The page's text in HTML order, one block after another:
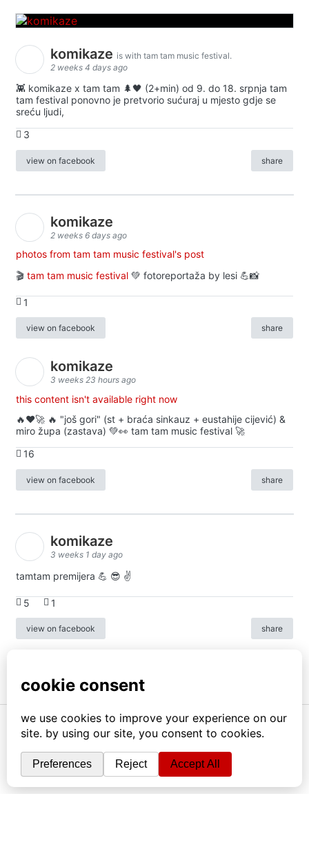
komikaze is with tam tam music festival.
2 weeks 4 days ago
👾 komikaze x tam tam 🌲🖤 (2+min) od 9. do 18. srpnja tam
tam festival ponovno je pretvorio sućuraj u mjesto gdje se
sreću ljudi,
3
view on facebook share
komikaze
2 weeks 6 days ago
photos from tam tam music festival's post
🎬 tam tam music festival 💚 fotoreportaža by lesi 💪📸
1
view on facebook share
komikaze
3 weeks 23 hours ago
this content isn't available right now
🔥♥️🚀 🔥 "još gori" (st + braća sinkauz + eustahije cijević) &
miro župa (zastava) 💚👀 tam tam music festival 🚀
16
view on facebook share
komikaze
3 weeks 1 day ago
tamtam premijera 💪 😎 ✌️
5 1
view on facebook share